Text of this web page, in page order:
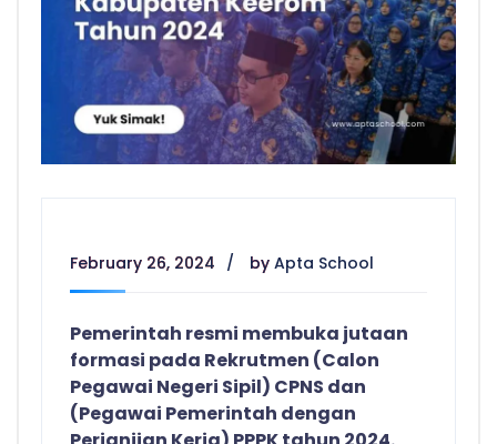
February 26, 2024 by Apta School
Pemerintah resmi membuka jutaan
formasi pada Rekrutmen (Calon
Pegawai Negeri Sipil) CPNS dan
(Pegawai Pemerintah dengan